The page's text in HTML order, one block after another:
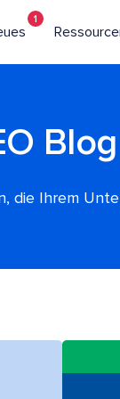
1
Blog
die Ihrem